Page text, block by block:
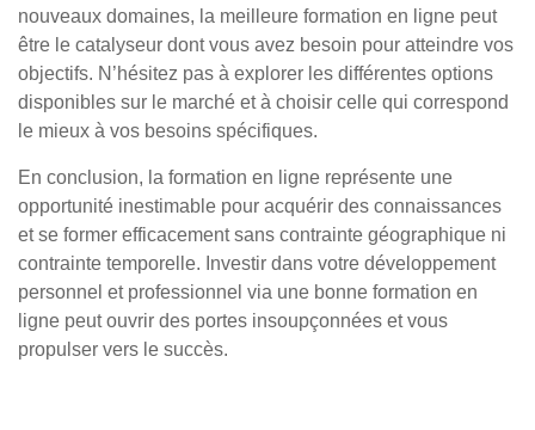
nouveaux domaines, la meilleure formation en ligne peut
être le catalyseur dont vous avez besoin pour atteindre vos
objectifs. N’hésitez pas à explorer les différentes options
disponibles sur le marché et à choisir celle qui correspond
le mieux à vos besoins spécifiques.
En conclusion, la formation en ligne représente une
opportunité inestimable pour acquérir des connaissances
et se former efficacement sans contrainte géographique ni
contrainte temporelle. Investir dans votre développement
personnel et professionnel via une bonne formation en
ligne peut ouvrir des portes insoupçonnées et vous
propulser vers le succès.